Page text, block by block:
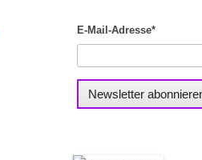
E-Mail-Adresse*